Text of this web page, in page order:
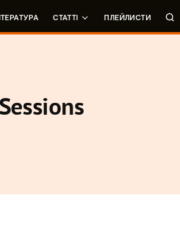
СТАТТІ ПЛЕЙЛИСТИ